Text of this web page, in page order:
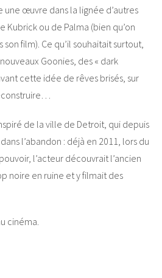
une œuvre dans la lignée d’autres
Kubrick ou de Palma (bien qu’on
film). Ce qu’il souhaitait surtout,
Goonies, des « dark
cette idée de rêves brisés, sur
de la ville de Detroit, qui depuis
l’abandon : déjà en 2011, lors du
l’acteur découvrait l’ancien
noire en ruine et y filmait des
cinéma.